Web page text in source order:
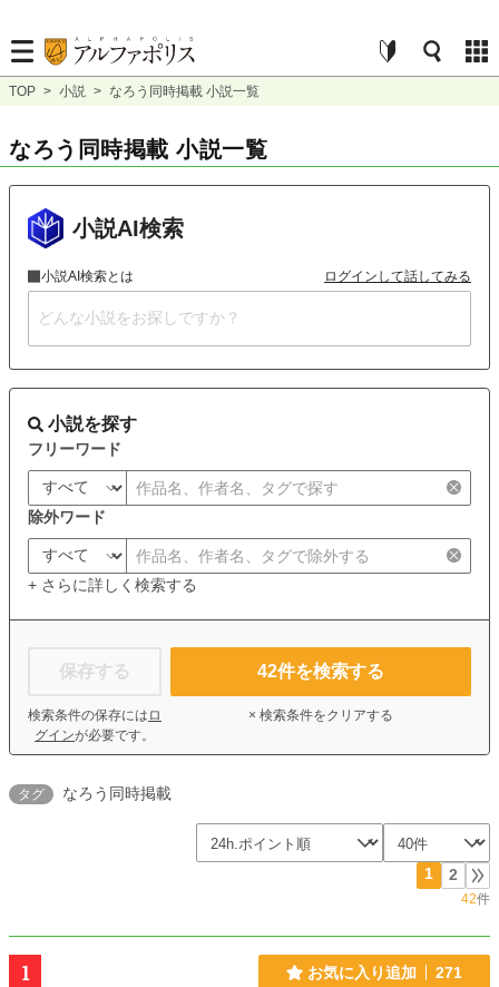
TOP > 小説 > なろう同時掲載 小説一覧
なろう同時掲載 小説一覧
小説AI検索
小説AI検索とは ログインして話してみる
小説を探す
フリーワード
除外ワード
+ さらに詳しく検索する
保存する
検索条件の保存には ロ
グインが必要です。
42件を検索する
× 検索条件をクリアする
タグ なろう同時掲載
1 2
42件
1 お気に入り追加 271